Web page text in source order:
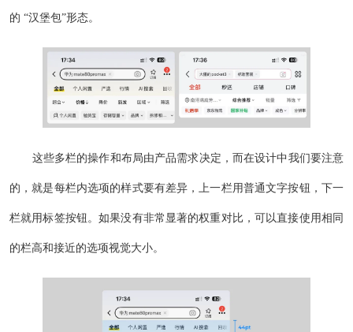
的 “汉堡包”形态。
这些多栏的操作和布局由产品需求决定，而在设计中我们要注意
的，就是每栏内选项的样式要有差异，上一栏用普通文字按钮，下一
栏就用标签按钮。如果没有非常显著的权重对比，可以直接使用相同
的栏高和接近的选项视觉大小。